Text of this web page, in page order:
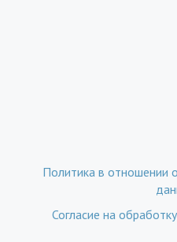
Политика в отношении
Согласие на